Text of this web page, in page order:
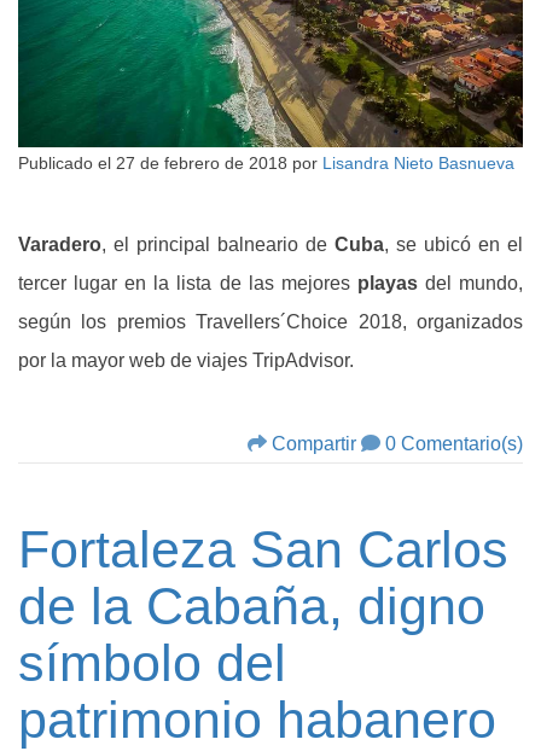
Publicado el 27 de febrero de 2018 por Lisandra Nieto Basnueva
Varadero, el principal balneario de Cuba, se ubicó en el
tercer lugar en la lista de las mejores playasdel mundo,
según los premios Travellers´Choice 2018, organizados
por la mayor web de viajes TripAdvisor.
Compartir 0 Comentario(s)
Fortaleza San Carlos
de la Cabaña, digno
símbolo del
patrimonio habanero